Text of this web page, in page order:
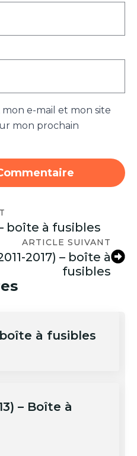
e-mail et mon site
mon prochain
boîte à fusibles
ARTICLE SUIVANT
2017) – boîte à
fusibles
boîte à fusibles
– Boîte à